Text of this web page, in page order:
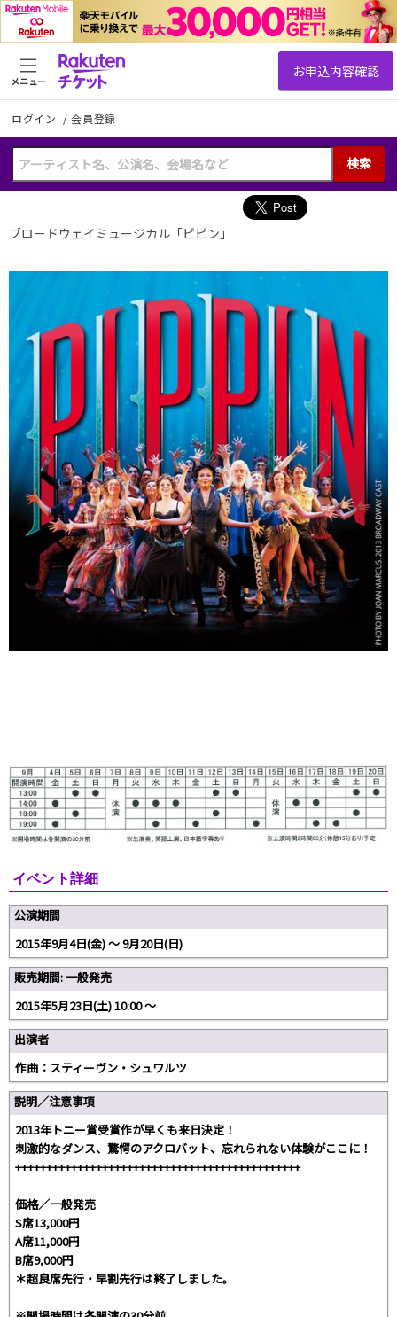
ログイン /会員登録
検索
メニュー
ブロードウェイミュージカル「ピピン」
イベント詳細
公演期間
2015年9月4日(金) 〜 9月20日(日)
販売期間: 一般発売
2015年5月23日(土) 10:00 〜
出演者
作曲：スティーヴン・シュワルツ
説明／注意事項
2013年トニー賞受賞作が早くも来日決定！
刺激的なダンス、驚愕のアクロバット、忘れられない体験がここに！
++++++++++++++++++++++++++++++++++++++++++++++
価格／一般発売
S席13,000円
A席11,000円
B席9,000円
＊超良席先行・早割先行は終了しました。